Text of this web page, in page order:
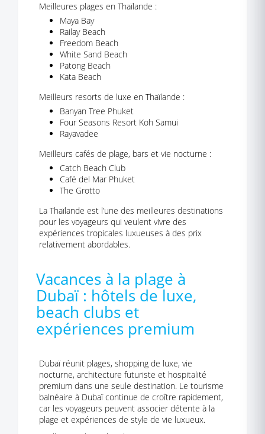
Meilleures plages en Thaïlande :
Maya Bay
Railay Beach
Freedom Beach
White Sand Beach
Patong Beach
Kata Beach
Meilleurs resorts de luxe en Thaïlande :
Banyan Tree Phuket
Four Seasons Resort Koh Samui
Rayavadee
Meilleurs cafés de plage, bars et vie nocturne :
Catch Beach Club
Café del Mar Phuket
The Grotto
La Thaïlande est l’une des meilleures destinations
pour les voyageurs qui veulent vivre des
expériences tropicales luxueuses à des prix
relativement abordables.
Vacances à la plage à
Dubaï : hôtels de luxe,
beach clubs et
expériences premium
Dubaï réunit plages, shopping de luxe, vie
nocturne, architecture futuriste et hospitalité
premium dans une seule destination. Le tourisme
balnéaire à Dubaï continue de croître rapidement,
car les voyageurs peuvent associer détente à la
plage et expériences de style de vie luxueux.